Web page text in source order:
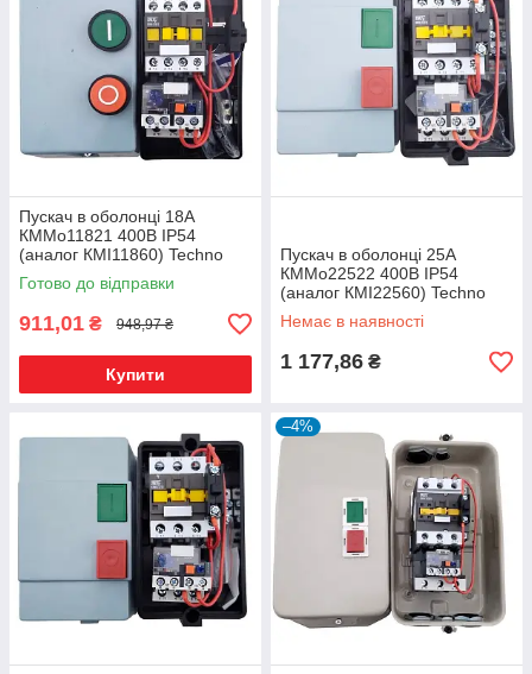
Пускач в оболонці 18А
КММо11821 400В IP54
(аналог КМІ11860) Techno
Systems
Готово до відправки
911,01 ₴ 948,97 ₴
Купити
Пускач в оболонці 25А
КММо22522 400В IP54
(аналог КМІ22560) Techno
Systems
Немає в наявності
1 177,86 ₴
–4%